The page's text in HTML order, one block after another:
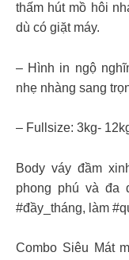
thấm hút mồ hôi
dù có giặt máy.
– Hình in ngộ
nhẹ nhàng sang
– Fullsize: 3kg-
Body váy đầm
phong phú và đa
#đầy_tháng, làm
Combo Siêu Mát